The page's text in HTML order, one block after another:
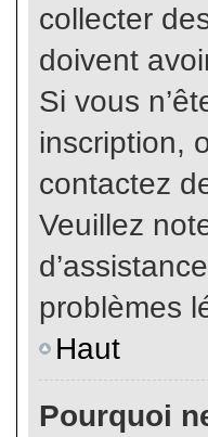
collecter
doivent
Si vous
inscription,
contactez
Veuillez
problèmes
Haut
Pourquoi